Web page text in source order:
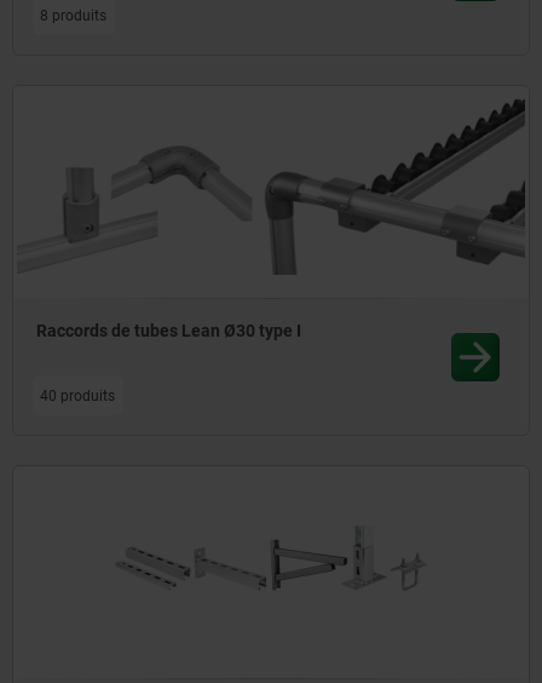
8 produits
Raccords de tubes Lean Ø30 type I
40 produits